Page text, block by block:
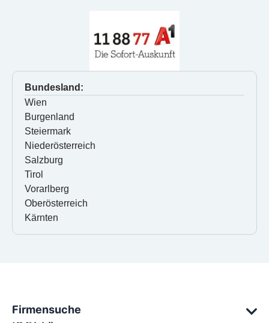
Bundesland:
Wien
Burgenland
Steiermark
Niederösterreich
Salzburg
Tirol
Vorarlberg
Oberösterreich
Kärnten
Firmensuche